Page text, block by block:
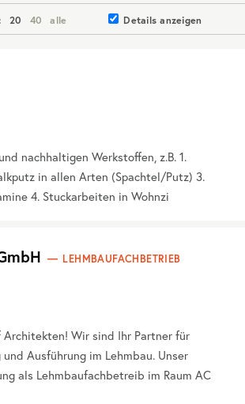
20 40 alle Details anzeigen
nachhaltigen Werkstoffen, z.B. 1.
in allen Arten (Spachtel/Putz) 3.
4. Stuckarbeiten in Wohnzi
LEHMBAUFACHBETRIEB
Wir sind Ihr Partner für
Ausführung im Lehmbau. Unser
als Lehmbaufachbetreib im Raum AC